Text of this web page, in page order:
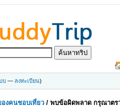
บ — ลงทะเบียน)
งคนชอบเที่ยว /พบข้อผิดพลาด กรุณาตร